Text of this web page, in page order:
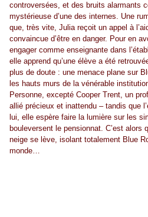
controversées, et des bruits alarmants
mystérieuse d’une des internes. Une
que, très vite, Julia reçoit un appel à
convaincue d’être en danger. Pour en
engager comme enseignante dans
elle apprend qu’une élève a été
plus de doute : une menace plane sur
les hauts murs de la vénérable
Personne, excepté Cooper Trent, un
allié précieux et inattendu – tandis que
lui, elle espère faire la lumière sur les
bouleversent le pensionnat. C’est alors
neige se lève, isolant totalement Blue
monde…